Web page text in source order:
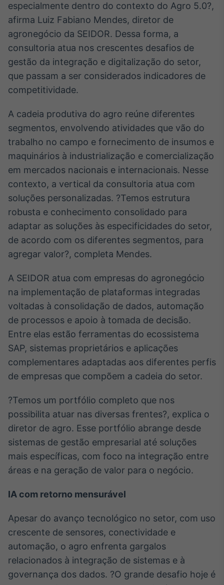
Radar
Monitoramento
inteligente de
conteúdos
Broadcast
analisar fundos
de investimento
Em breve
BroadFast
Em breve
Investimentos
Em breve
Tokenização
Em breve
Em breve
especialmente dentro do contexto do Agro 5.0?,
afirma Luiz Fabiano Mendes, diretor de
agronegócio da SEIDOR. Dessa forma, a
consultoria atua nos crescentes desafios de
gestão da integração e digitalização do setor,
que passam a ser considerados indicadores de
competitividade.
A cadeia produtiva do agro reúne diferentes
segmentos, envolvendo atividades que vão do
trabalho no campo e fornecimento de insumos e
maquinários à industrialização e comercialização
em mercados nacionais e internacionais. Nesse
contexto, a vertical da consultoria atua com
soluções personalizadas. ?Temos estrutura
robusta e conhecimento consolidado para
adaptar as soluções às especificidades do setor,
de acordo com os diferentes segmentos, para
agregar valor?, completa Mendes.
A SEIDOR atua com empresas do agronegócio
na implementação de plataformas integradas
voltadas à consolidação de dados, automação
de processos e apoio à tomada de decisão.
Entre elas estão ferramentas do ecossistema
SAP, sistemas proprietários e aplicações
complementares adaptadas aos diferentes perfis
de empresas que compõem a cadeia do setor.
?Temos um portfólio completo que nos
possibilita atuar nas diversas frentes?, explica o
diretor de agro. Esse portfólio abrange desde
sistemas de gestão empresarial até soluções
mais específicas, com foco na integração entre
áreas e na geração de valor para o negócio.
IA com retorno mensurável
Apesar do avanço tecnológico no setor, com uso
crescente de sensores, conectividade e
automação, o agro enfrenta gargalos
relacionados à integração de sistemas e à
governança dos dados. ?O grande desafio hoje é